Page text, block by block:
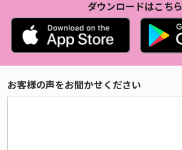
ダウンロードはこちら
お客様の声をお聞かせください